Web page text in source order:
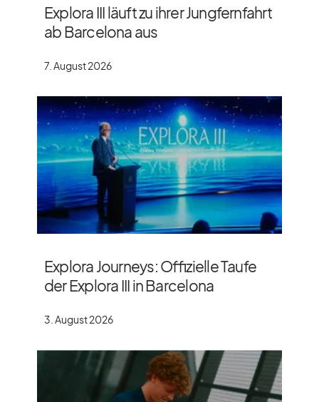
Explora III läuft zu ihrer Jungfernfahrt
ab Barcelona aus
7. August 2026
Explora Journeys: Offizielle Taufe
der Explora III in Barcelona
3. August 2026